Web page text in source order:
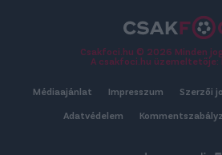
Csakfoci.hu © 2026 Minden
A csakfoci.hu üzemeltetője:
Médiaajánlat Impresszum Szerzői
Adatvédelem